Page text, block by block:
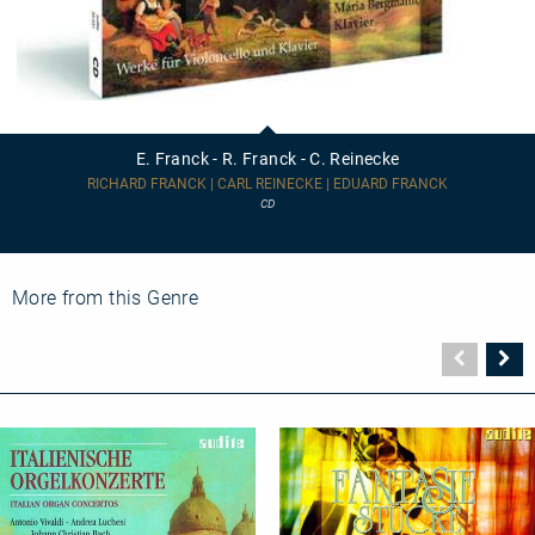
E. Franck - R. Franck - C. Reinecke
RICHARD FRANCK | CARL REINECKE | EDUARD FRANCK
CD
More from this Genre
Seite